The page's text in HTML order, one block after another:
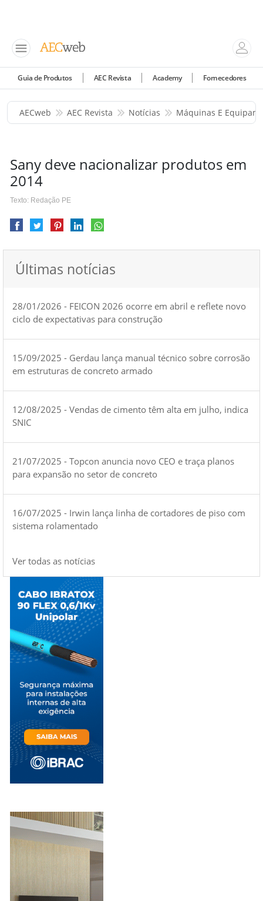
Guia de Produtos AEC Revista Academy Fornecedores
AECweb AEC Revista Notícias Máquinas E
Sany deve nacionalizar produtos em
2014
Texto: Redação PE
Últimas notícias
28/01/2026 - FEICON 2026 ocorre em abril e reflete novo
ciclo de expectativas para construção
15/09/2025 - Gerdau lança manual técnico sobre corrosão
em estruturas de concreto armado
12/08/2025 - Vendas de cimento têm alta em julho, indica
SNIC
21/07/2025 - Topcon anuncia novo CEO e traça planos
para expansão no setor de concreto
16/07/2025 - Irwin lança linha de cortadores de piso com
sistema rolamentado
Ver todas as notícias